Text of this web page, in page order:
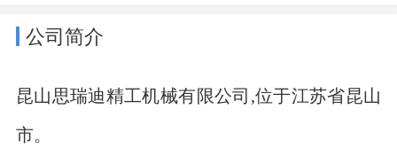
公司简介
昆山思瑞迪精工机械有限公司,位于江苏省昆山
市。